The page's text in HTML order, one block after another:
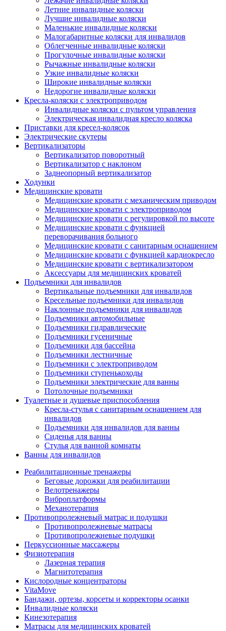
Летние инвалидные коляски
Лучшие инвалидные коляски
Маленькие инвалидные коляски
Малогабаритные коляски для инвалидов
Облегченные инвалидные коляски
Прогулочные инвалидные коляски
Рычажные инвалидные коляски
Узкие инвалидные коляски
Широкие инвалидные коляски
Недорогие инвалидные коляски
Кресла-коляски с электроприводом
Инвалидные коляски с пультом управления
Электрическая инвалидная кресло коляска
Приставки для кресел-колясок
Электрические скутеры
Вертикализаторы
Вертикализатор поворотный
Вертикализатор с наклоном
Заднеопорный вертикализатор
Ходунки
Медицинские кровати
Медицинские кровати с механическим приводом
Медицинские кровати с электроприводом
Медицинские кровати с регулировкой по высоте
Медицинские кровати с функцией
переворачивания больного
Медицинские кровати с санитарным оснащением
Медицинские кровати с функцией кардиокресло
Медицинские кровати с вертикализатором
Аксессуары для медицинских кроватей
Подъемники для инвалидов
Вертикальные подъемники для инвалидов
Кресельные подъемники для инвалидов
Наклонные подъемники для инвалидов
Подъемники автомобильные
Подъемники гидравлические
Подъемники гусеничные
Подъемники для бассейна
Подъемники лестничные
Подъемники с электроприводом
Подъемники ступенькоходы
Подъемники электрические для ванны
Потолочные подъемники
Туалетные и душевые приспособления
Кресла-стулья с санитарным оснащением для
инвалидов
Подъемники для инвалидов для ванны
Сиденья для ванны
Стулья для ванной комнаты
Ванны для инвалидов
Реабилитационные тренажеры
Беговые дорожки для реабилитации
Велотренажеры
Виброплатформы
Механотерапия
Противопролежневый матрас и подушки
Противопролежневые матрасы
Противопролежневые подушки
Перкуссионные массажеры
Физиотерапия
Лазерная терапия
Магнитотерапия
Кислородные концентраторы
VitaMove
Бандажи, ортезы, корсеты и корректоры осанки
Инвалидные коляски
Кинезотерапия
Матрасы для медицинских кроватей